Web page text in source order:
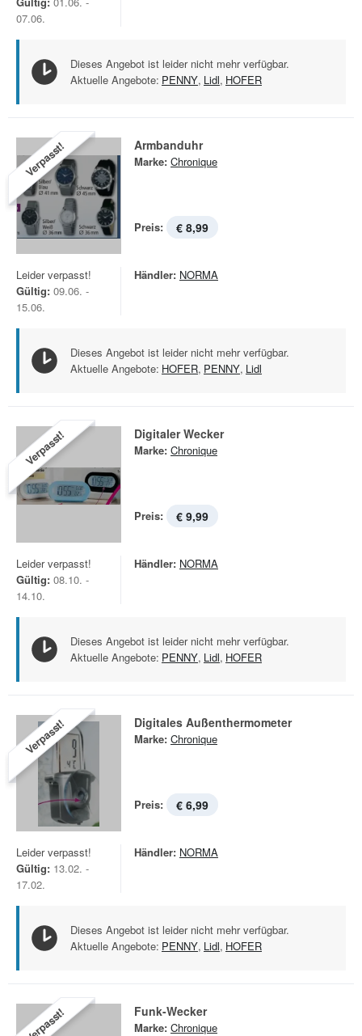
07.06.
Dieses Angebot ist leider nicht mehr verfügbar.
Aktuelle Angebote: PENNY, Lidl, HOFER
Verpasst! Armbanduhr
Marke: Chronique
Preis: € 8,99
Leider verpasst!
Gültig: 09.06. -
15.06.
Händler: NORMA
Dieses Angebot ist leider nicht mehr verfügbar.
Aktuelle Angebote: HOFER, PENNY, Lidl
Verpasst! Digitaler Wecker
Marke: Chronique
Preis: € 9,99
Leider verpasst!
Gültig: 08.10. -
14.10.
Händler: NORMA
Dieses Angebot ist leider nicht mehr verfügbar.
Aktuelle Angebote: PENNY, Lidl, HOFER
Verpasst! Digitales Außenthermometer
Marke: Chronique
Preis: € 6,99
Leider verpasst!
Gültig: 13.02. -
17.02.
Händler: NORMA
Dieses Angebot ist leider nicht mehr verfügbar.
Aktuelle Angebote: PENNY, Lidl, HOFER
Verpasst! Funk-Wecker
Marke: Chronique